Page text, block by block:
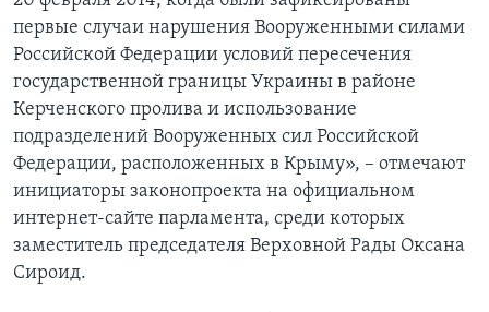
первые случаи нарушения Вооруженными силами
Российской Федерации условий пересечения
государственной границы Украины в районе
Керченского пролива и использование
подразделений Вооруженных сил Российской
Федерации, расположенных в Крыму», – отмечают
инициаторы законопроекта на официальном
интернет-сайте парламента, среди которых
заместитель председателя Верховной Рады Оксана
Сироид.